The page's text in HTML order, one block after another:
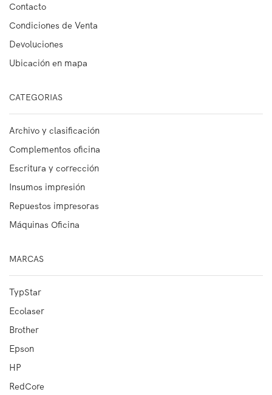
Contacto
Condiciones de Venta
Devoluciones
Ubicación en mapa
CATEGORIAS
Archivo y clasificación
Complementos oficina
Escritura y corrección
Insumos impresión
Repuestos impresoras
Máquinas Oficina
MARCAS
TypStar
Ecolaser
Brother
Epson
HP
RedCore